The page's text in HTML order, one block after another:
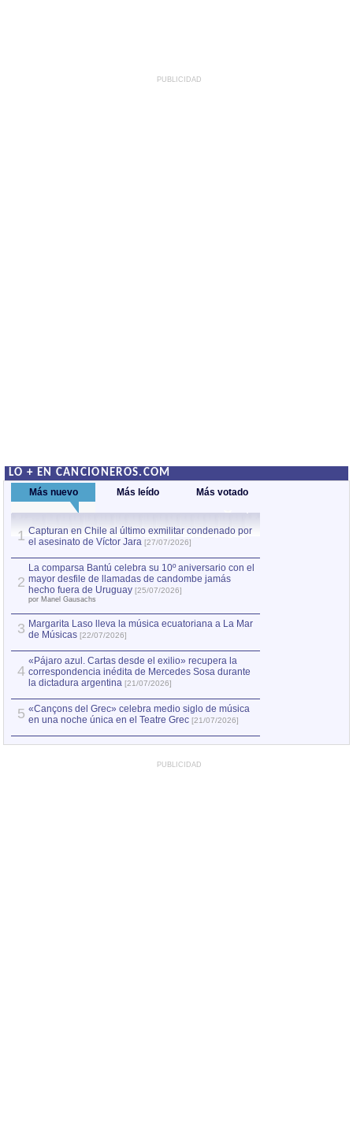
PUBLICIDAD
LO + EN CANCIONEROS.COM
Más nuevo Más leído Más votado
1 Capturan en Chile al último exmilitar condenado por
el asesinato de Víctor Jara [27/07/2026]
2
La comparsa Bantú celebra su 10º aniversario con el
mayor desfile de llamadas de candombe jamás
hecho fuera de Uruguay [25/07/2026]
por Manel Gausachs
3 Margarita Laso lleva la música ecuatoriana a La Mar
de Músicas [22/07/2026]
4
«Pájaro azul. Cartas desde el exilio» recupera la
correspondencia inédita de Mercedes Sosa durante
la dictadura argentina [21/07/2026]
5 «Cançons del Grec» celebra medio siglo de música
en una noche única en el Teatre Grec [21/07/2026]
PUBLICIDAD